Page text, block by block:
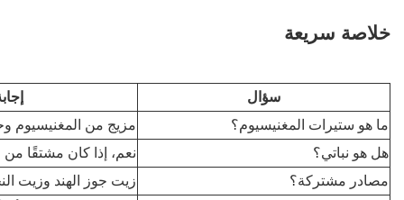
خلاصة سريعة
سؤال
ما هو ستيرات المغنيسيوم؟
مزيج من المغنيسيوم
هل هو نباتي؟
نعم، إذا كان مشتقًا من
مصادر مشتركة؟
زيت جوز الهند وزيت